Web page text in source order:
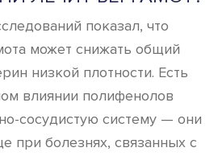
показал, что
может снижать общий
низкой плотности. Есть
влиянии полифенолов
сосудистую систему — они
при болезнях, связанных с